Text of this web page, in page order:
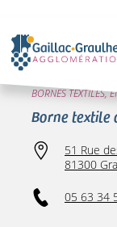
BORNES TEXTILES,
Borne textile
51 Rue
81300
05 63 34